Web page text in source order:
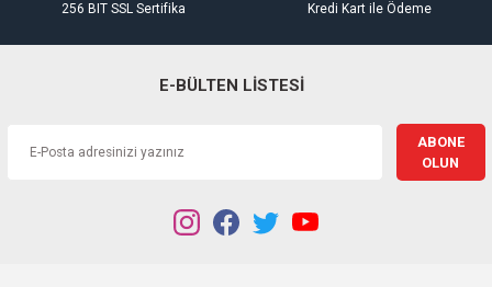
256 BIT SSL Sertifika Kredi Kart ile Ödeme
E-BÜLTEN LİSTESİ
ABONE
OLUN